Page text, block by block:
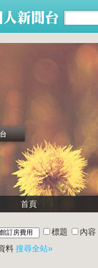
首頁
標題
內容
料 搜尋全站»